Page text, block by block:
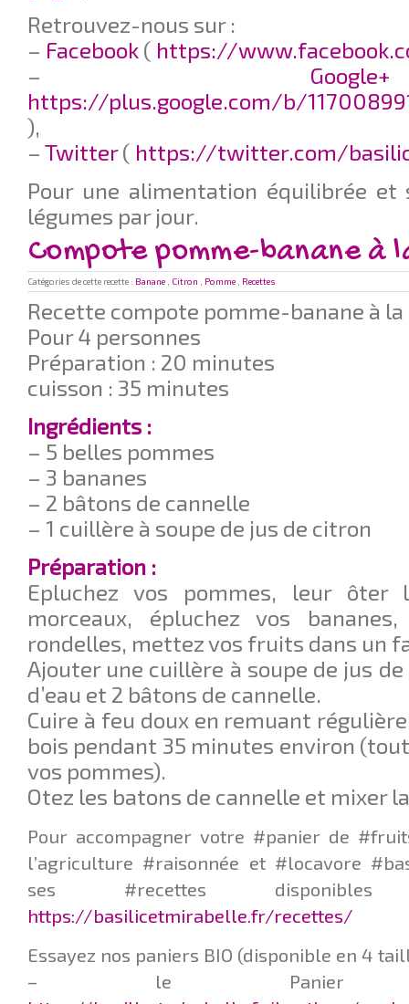
Retrouvez-nous sur :
– Facebook ( https://
–
https://plus.google.com/b/
),
– Twitter( https://twitter.com/
Pour une alimentation équilibrée
légumes par jour.
Compote pomme-banane à
Catégories de cette recette : Banane Citron Pomme Recettes
Recette compote pomme-banane à
Pour 4 personnes
Préparation : 20 minutes
cuisson : 35 minutes
Ingrédients :
– 5 belles pommes
– 3 bananes
– 2 bâtons de cannelle
– 1 cuillère à soupe de jus de citron
Préparation :
Epluchez vos pommes, leur
morceaux, épluchez vos
rondelles, mettez vos fruits dans un
Ajouter une cuillère à soupe de jus
d’eau et 2 bâtons de cannelle.
Cuire à feu doux en remuant
bois pendant 35 minutes environ
vos pommes).
Otez les batons de cannelle et mixer
Pour accompagner votre #panier de
l’agriculture #raisonnée et #locavore
ses #recettes
https://basilicetmirabelle.fr/recettes/
Essayez nos paniers BIO (disponible en 4
– le Panier